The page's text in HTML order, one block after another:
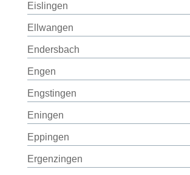
Eislingen
Ellwangen
Endersbach
Engen
Engstingen
Eningen
Eppingen
Ergenzingen